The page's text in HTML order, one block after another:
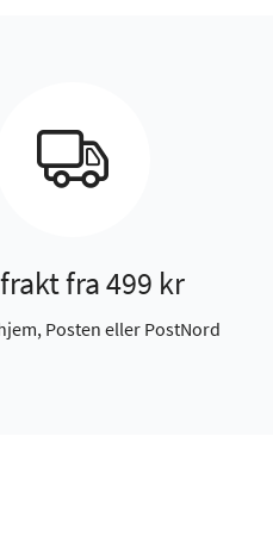
fra 499 kr
Posten eller PostNord